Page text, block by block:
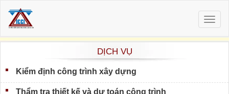
DỊCH VỤ
Kiểm định công trình xây dựng
Thẩm tra thiết kế và dự toán công trình